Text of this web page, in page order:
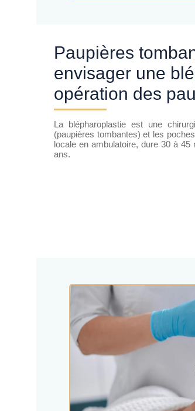
Paupières tombantes: quand faut-il
envisager une
opération des
La blépharoplastie est une
(paupières tombantes) et les
locale en ambulatoire, dure 30 à
ans.